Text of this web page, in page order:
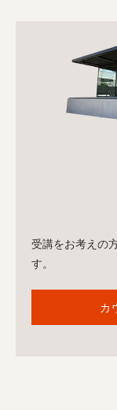
受講をお考えの
す。
カ